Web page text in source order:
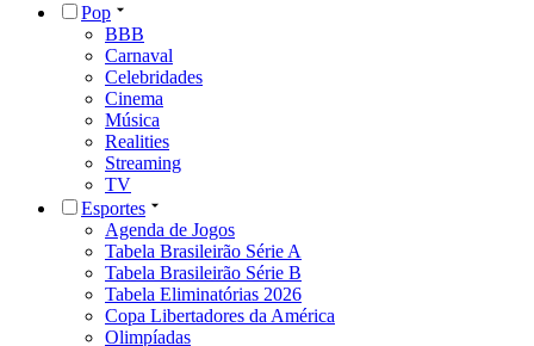
Pop
BBB
Carnaval
Celebridades
Cinema
Música
Realities
Streaming
TV
Esportes
Agenda de Jogos
Tabela Brasileirão Série A
Tabela Brasileirão Série B
Tabela Eliminatórias 2026
Copa Libertadores da América
Olimpíadas